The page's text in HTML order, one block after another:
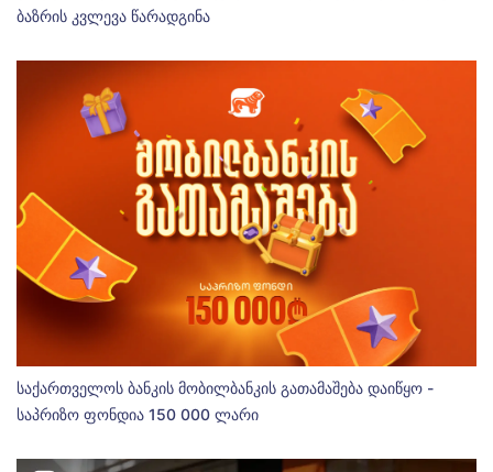
ბაზრის კვლევა წარადგინა
საქართველოს ბანკის მობილბანკის გათამაშება დაიწყო -
საპრიზო ფონდია 150 000 ლარი